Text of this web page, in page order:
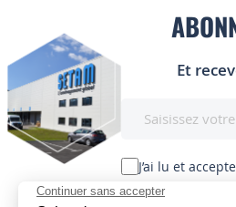
Et
lettre
d’information
:
J’ai lu et accepte